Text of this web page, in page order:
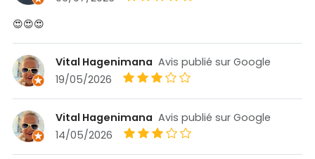
😍😍😍
Vital Hagenimana Avis publié sur Google
19/05/2026
Vital Hagenimana Avis publié sur Google
14/05/2026